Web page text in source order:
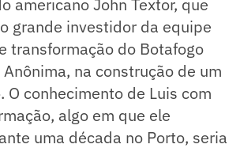
grande investidor da equipe
transformação do Botafogo
na construção de um
O conhecimento de Luis com
algo em que ele
uma década no Porto, seria